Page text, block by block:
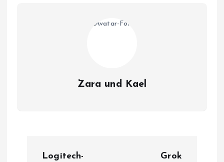
Zara und Kael
Logitech-
Grok